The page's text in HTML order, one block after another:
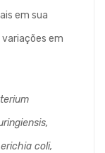
em sua
em
coli,